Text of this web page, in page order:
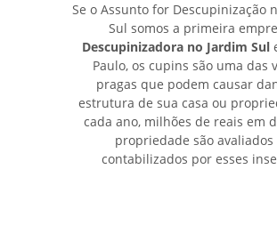
Se o Assunto for Descupinização
Sul somos a primeira
Descupinizadora no Jardim Sul
Paulo, os cupins são uma das
pragas que podem causar
estrutura de sua casa ou
cada ano, milhões de reais em
propriedade são avaliados
contabilizados por esses